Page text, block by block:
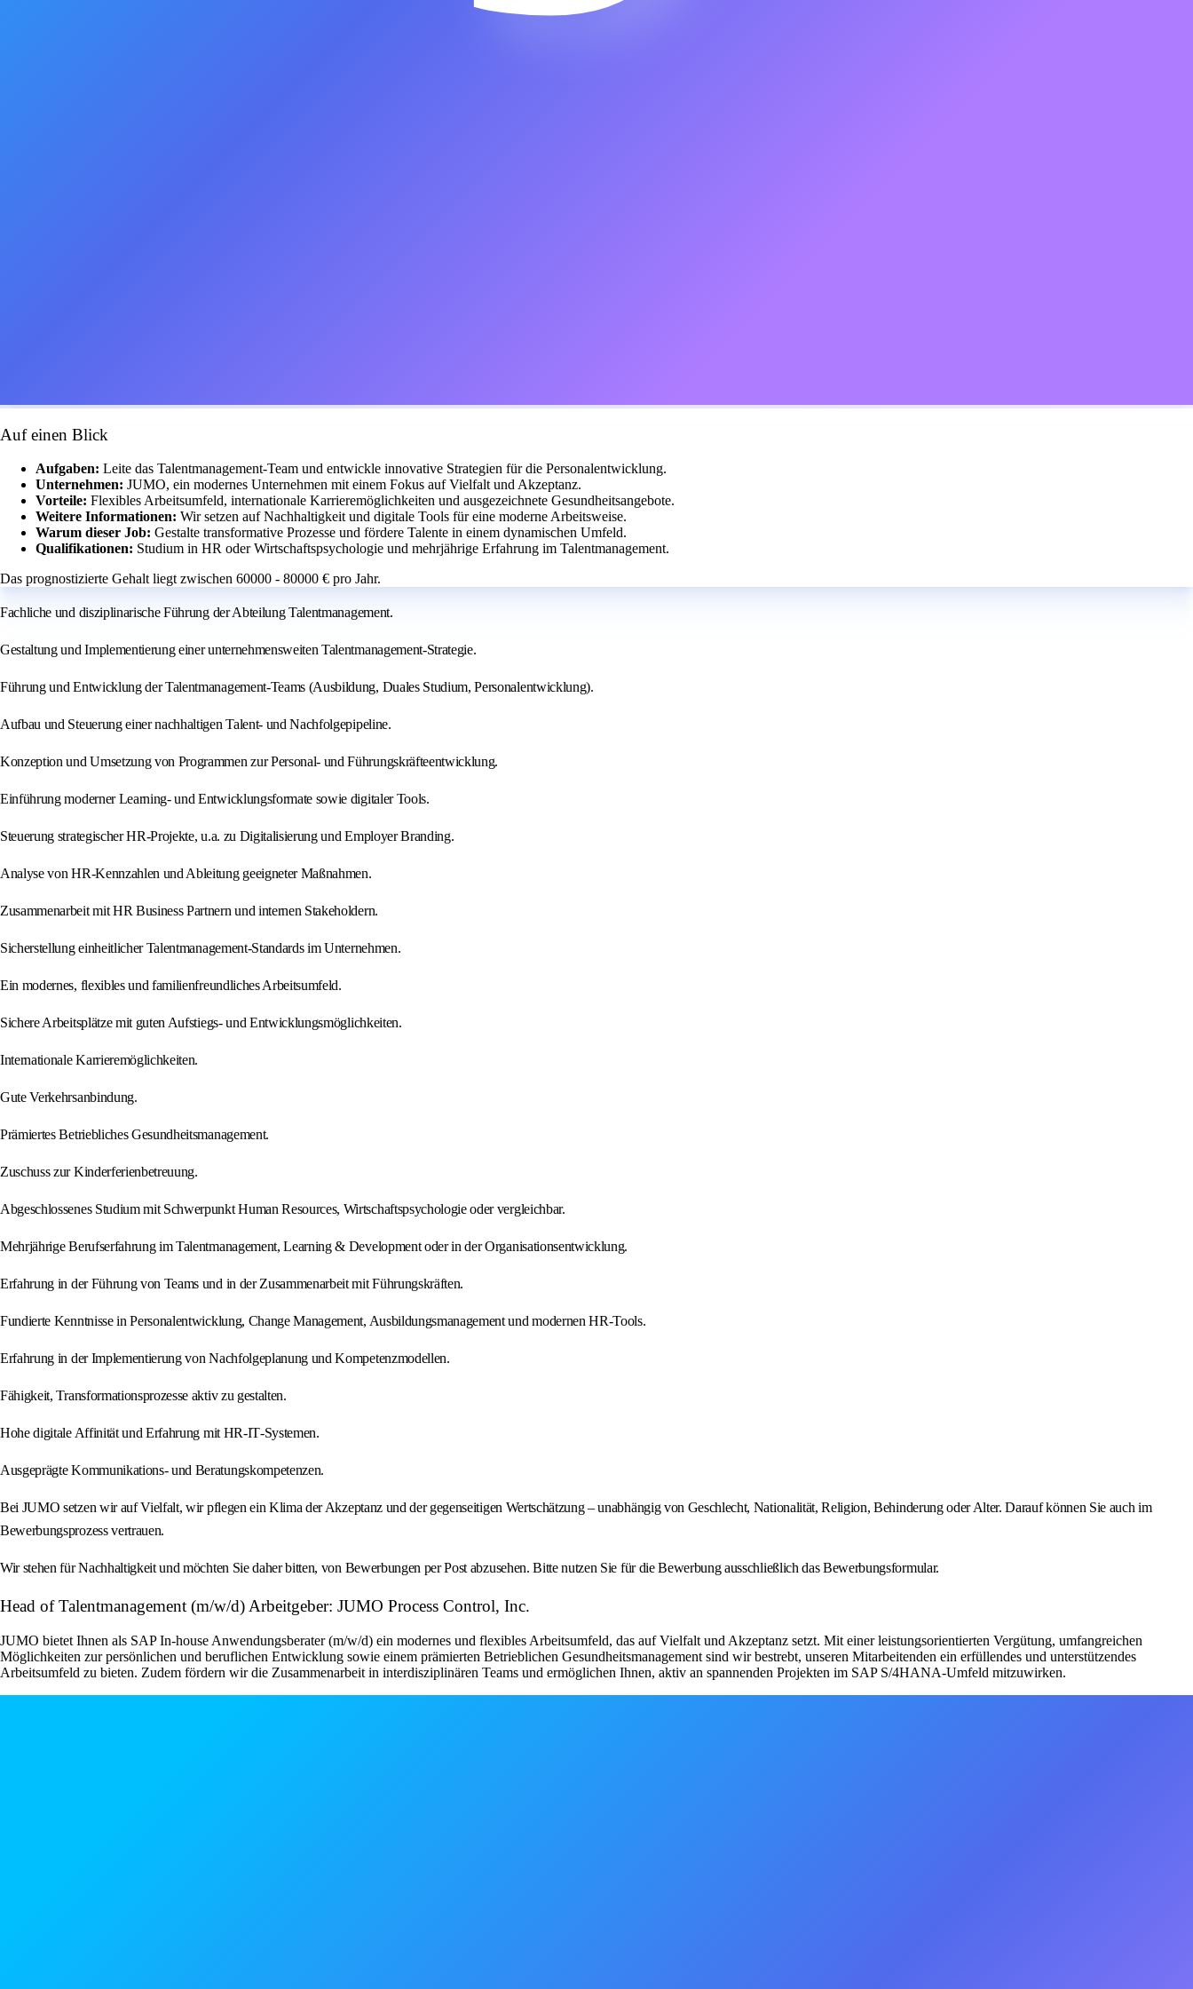
Auf einen Blick
Aufgaben: Leite das Talentmanagement-Team und entwickle innovative Strategien für die Personalentwicklung.
Unternehmen: JUMO, ein modernes Unternehmen mit einem Fokus auf Vielfalt und Akzeptanz.
Vorteile: Flexibles Arbeitsumfeld, internationale Karrieremöglichkeiten und ausgezeichnete Gesundheitsangebote.
Weitere Informationen: Wir setzen auf Nachhaltigkeit und digitale Tools für eine moderne Arbeitsweise.
Warum dieser Job: Gestalte transformative Prozesse und fördere Talente in einem dynamischen Umfeld.
Qualifikationen: Studium in HR oder Wirtschaftspsychologie und mehrjährige Erfahrung im Talentmanagement.
Das prognostizierte Gehalt liegt zwischen 60000 - 80000 € pro Jahr.
Fachliche und disziplinarische Führung der Abteilung Talentmanagement.
Gestaltung und Implementierung einer unternehmensweiten Talentmanagement‑Strategie.
Führung und Entwicklung der Talentmanagement‑Teams (Ausbildung, Duales Studium, Personalentwicklung).
Aufbau und Steuerung einer nachhaltigen Talent‑ und Nachfolgepipeline.
Konzeption und Umsetzung von Programmen zur Personal- und Führungskräfteentwicklung.
Einführung moderner Learning‑ und Entwicklungsformate sowie digitaler Tools.
Steuerung strategischer HR‑Projekte, u.a. zu Digitalisierung und Employer Branding.
Analyse von HR‑Kennzahlen und Ableitung geeigneter Maßnahmen.
Zusammenarbeit mit HR Business Partnern und internen Stakeholdern.
Sicherstellung einheitlicher Talentmanagement‑Standards im Unternehmen.
Ein modernes, flexibles und familienfreundliches Arbeitsumfeld.
Sichere Arbeitsplätze mit guten Aufstiegs- und Entwicklungsmöglichkeiten.
Internationale Karrieremöglichkeiten.
Gute Verkehrsanbindung.
Prämiertes Betriebliches Gesundheitsmanagement.
Zuschuss zur Kinderferienbetreuung.
Abgeschlossenes Studium mit Schwerpunkt Human Resources, Wirtschaftspsychologie oder vergleichbar.
Mehrjährige Berufserfahrung im Talentmanagement, Learning & Development oder in der Organisationsentwicklung.
Erfahrung in der Führung von Teams und in der Zusammenarbeit mit Führungskräften.
Fundierte Kenntnisse in Personalentwicklung, Change Management, Ausbildungsmanagement und modernen HR‑Tools.
Erfahrung in der Implementierung von Nachfolgeplanung und Kompetenzmodellen.
Fähigkeit, Transformationsprozesse aktiv zu gestalten.
Hohe digitale Affinität und Erfahrung mit HR‑IT‑Systemen.
Ausgeprägte Kommunikations‑ und Beratungskompetenzen.
Bei JUMO setzen wir auf Vielfalt, wir pflegen ein Klima der Akzeptanz und der gegenseitigen Wertschätzung – unabhängig von Geschlecht, Nationalität, Religion, Behinderung oder Alter. Darauf können Sie auch im
Bewerbungsprozess vertrauen.
Wir stehen für Nachhaltigkeit und möchten Sie daher bitten, von Bewerbungen per Post abzusehen. Bitte nutzen Sie für die Bewerbung ausschließlich das Bewerbungsformular.
Head of Talentmanagement (m/w/d) Arbeitgeber: JUMO Process Control, Inc.
JUMO bietet Ihnen als SAP In-house Anwendungsberater (m/w/d) ein modernes und flexibles Arbeitsumfeld, das auf Vielfalt und Akzeptanz setzt. Mit einer leistungsorientierten Vergütung, umfangreichen
Möglichkeiten zur persönlichen und beruflichen Entwicklung sowie einem prämierten Betrieblichen Gesundheitsmanagement sind wir bestrebt, unseren Mitarbeitenden ein erfüllendes und unterstützendes
Arbeitsumfeld zu bieten. Zudem fördern wir die Zusammenarbeit in interdisziplinären Teams und ermöglichen Ihnen, aktiv an spannenden Projekten im SAP S/4HANA-Umfeld mitzuwirken.